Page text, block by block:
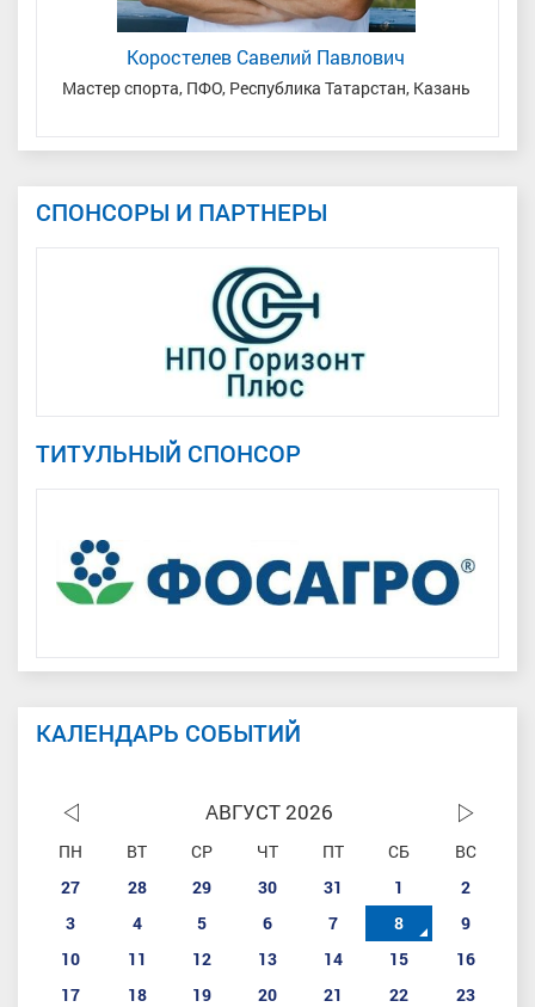
Коростелев Савелий Павлович
Мастер спорта, ПФО, Республика Татарстан, Казань
СПОНСОРЫ И ПАРТНЕРЫ
ТИТУЛЬНЫЙ СПОНСОР
КАЛЕНДАРЬ СОБЫТИЙ
АВГУСТ 2026
ПН ВТ СР ЧТ ПТ СБ
ВС
27
28 29 30 31 1
2
3
4 5 6 7 8
9
10
11 12 13 14 15
16
17
18 19 20 21 22
23